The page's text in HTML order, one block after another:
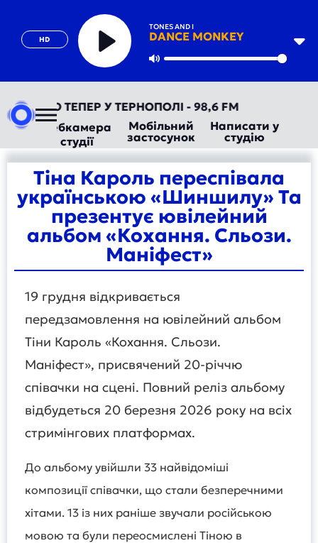
HD
TONES AND I
DANCE MONKEY
Play
ТЕПЕР У ТЕРНОПОЛІ - 98,6 FM
Вебкамера
студії
Мобільний
застосунок
Написати у
студію
Тіна Кароль переспівала
українською «Шиншилу» Та
презентує ювілейний
альбом «Кохання. Сльози.
Маніфест»
19 грудня відкривається
передзамовлення на ювілейний альбом
Тіни Кароль «Кохання. Сльози.
Маніфест», присвячений 20-річчю
співачки на сцені. Повний реліз альбому
відбудеться 20 березня 2026 року на всіх
стримінгових платформах.
До альбому увійшли 33 найвідоміші
композиції співачки, що стали безперечними
хітами. 13 із них раніше звучали російською
мовою та були переосмислені Тіною в